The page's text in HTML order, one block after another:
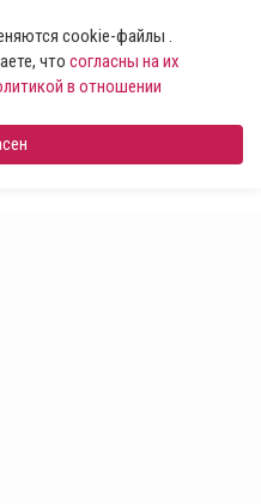
cookie-файлы .
что согласны на их
в отношении